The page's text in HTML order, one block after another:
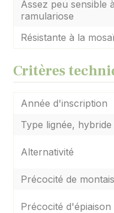
Assez peu sensible
ramulariose
Résistante à la
Critères
Année d'inscription
Type lignée, hybride
Alternativité
Précocité de
Précocité d'épiaison